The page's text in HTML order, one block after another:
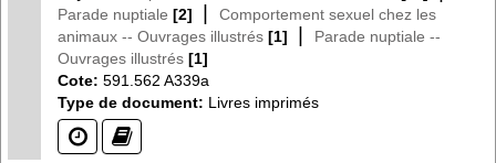
Parade nuptiale [2]
Comportement sexuel chez les
animaux -- Ouvrages illustrés [1]
Parade nuptiale --
Ouvrages illustrés [1]
Cote: 591.562 A339a
Type de document: Livres imprimés
(?) (?)